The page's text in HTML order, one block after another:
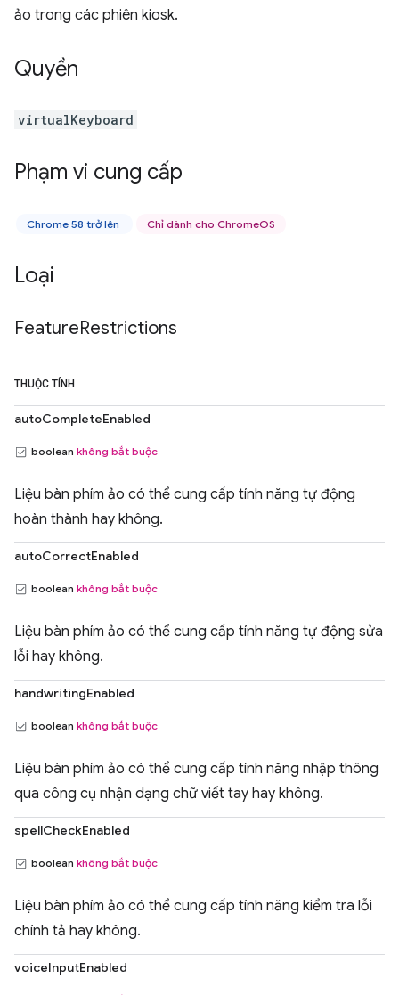
ảo trong các phiên kiosk.
Quyền
virtualKeyboard
Phạm vi cung cấp
Chrome 58 trở lên Chỉ dành cho ChromeOS
Loại
FeatureRestrictions
THUỘC TÍNH
autoCompleteEnabled
boolean không bắt buộc
Liệu bàn phím ảo có thể cung cấp tính năng tự động
hoàn thành hay không.
autoCorrectEnabled
boolean không bắt buộc
Liệu bàn phím ảo có thể cung cấp tính năng tự động sửa
lỗi hay không.
handwritingEnabled
boolean không bắt buộc
Liệu bàn phím ảo có thể cung cấp tính năng nhập thông
qua công cụ nhận dạng chữ viết tay hay không.
spellCheckEnabled
boolean không bắt buộc
Liệu bàn phím ảo có thể cung cấp tính năng kiểm tra lỗi
chính tả hay không.
voiceInputEnabled